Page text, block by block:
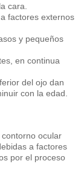
cara.
factores externos
y pequeños
en continua
del ojo dan
con la edad.
ocular
a factores
por el proceso